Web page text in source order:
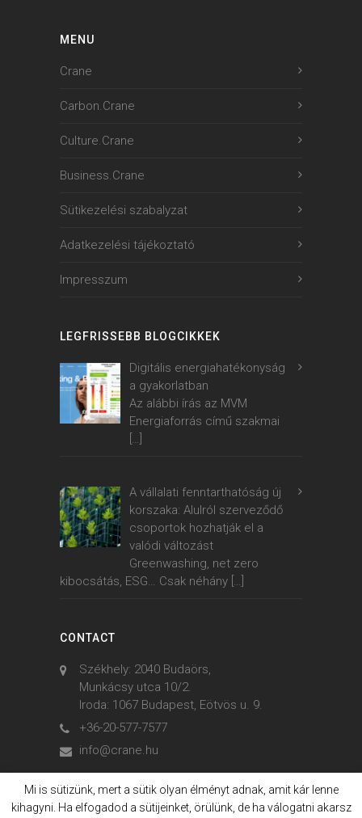
MENU
Crane
Carbon.Crane
Culture.Crane
Business.Crane
Sütikezelési szabalyzat
Adatkezelési tájékoztató
Impresszum
LEGFRISSEBB BLOGCIKKEK
Digitális energiahatékonyság
a gyakorlatban
Az alábbi írás az MVM
Energiaforrás című szakmai
[…]
A vállalati fenntarthatóság új
korszaka: Alulról szerveződő
csoportok hozhatják el a
valódi változást
Greenwashing, net zero
kibocsátás, ESG… Csak néhány […]
CONTACT
Székhely: 2040 Budaörs,
Munkácsy utca 10/2.
Iroda: 1067 Budapest, Eötvös u. 9.
+36-20-577-7577
info@crane.hu
Mi is sütizünk, mert a sütik olyan élményt adnak, amit kár lenne
kihagyni. Ha elfogadod a sütijeinket, örülünk, de ha válogatni akarsz